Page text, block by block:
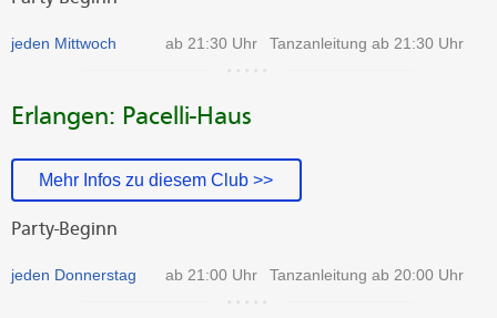
jeden Mittwoch ab 21:30 Uhr Tanzanleitung ab 21:30 Uhr
Erlangen: Pacelli-Haus
Mehr Infos zu diesem Club >>
Party-Beginn
jeden Donnerstag ab 21:00 Uhr Tanzanleitung ab 20:00 Uhr